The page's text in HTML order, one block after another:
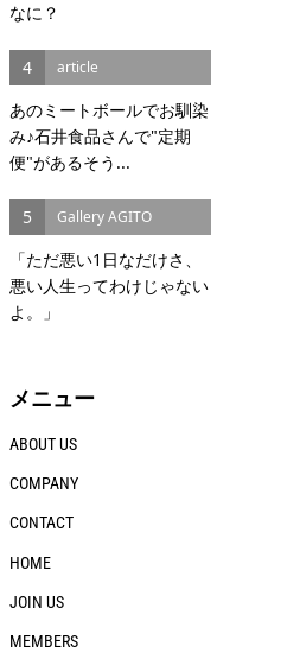
なに？
4 article
あのミートボールでお馴染
み♪石井食品さんで"定期
便"があるそう...
5 Gallery AGITO
「ただ悪い1日なだけさ、
悪い人生ってわけじゃない
よ。」
メニュー
ABOUT US
COMPANY
CONTACT
HOME
JOIN US
MEMBERS